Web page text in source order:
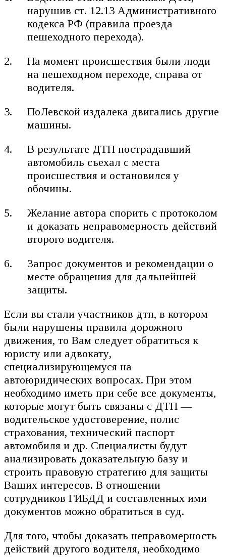
нарушив ст. 12.13 Административного
кодекса РФ (правила проезда
пешеходного перехода).
На момент происшествия были люди
на пешеходном переходе, справа от
водителя.
ПоЛевской издалека двигались другие
машины.
В результате ДТП пострадавший
автомобиль съехал с места
происшествия и остановился у
обочины.
Желание автора спорить с протоколом
и доказать неправомерность действий
второго водителя.
Запрос документов и рекомендации о
месте обращения для дальнейшей
защиты.
Если вы стали участников дтп, в котором
были нарушены правила дорожного
движения, то Вам следует обратиться к
юристу или адвокату,
специализирующемуся на
автоюридических вопросах. При этом
необходимо иметь при себе все документы,
которые могут быть связаны с ДТП —
водительское удостоверение, полис
страхования, технический паспорт
автомобиля и др. Специалисты будут
анализировать доказательную базу и
строить правовую стратегию для защиты
Ваших интересов. В отношении
сотрудников ГИБДД и составленных ими
документов можно обратиться в суд.
Для того, чтобы доказать неправомерность
действий другого водителя, необходимо